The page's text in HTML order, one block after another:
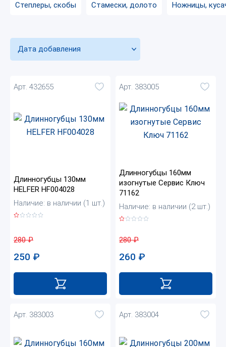
Степлеры, скобы Стамески, долото Ножницы,
Дата добавления
Арт. 432655
Длинногубцы 130мм
HELFER HF004028
Наличие: в наличии (1 шт.)
280₽
250 ₽
Арт. 383005
Длинногубцы 160мм
изогнутые Сервис Ключ
71162
Наличие: в наличии (2 шт.)
280₽
260 ₽
Арт. 383003 Арт. 383004